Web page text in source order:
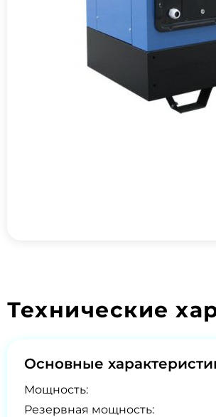
Технические
Основные
Мощность:
Резервная мощность: